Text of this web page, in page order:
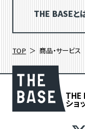
THE BASEと
TOP 商品・サービス
THE
ショ